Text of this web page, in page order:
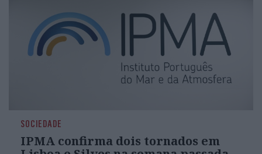
SOCIEDADE
IPMA confirma dois tornados em